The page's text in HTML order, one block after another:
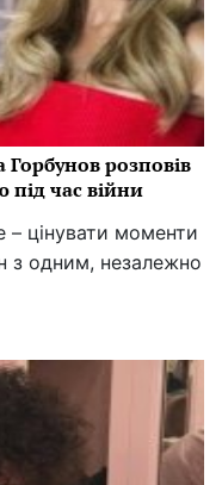
розповів
час війни
– цінувати моменти
з одним, незалежно